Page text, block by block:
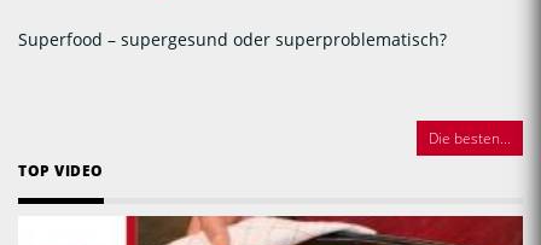
Superfood – supergesund oder superproblematisch?
Die besten...
TOP VIDEO